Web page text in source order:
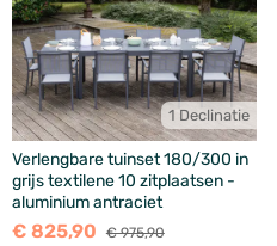
1 Declinatie
Verlengbare tuinset 180/300 in
grijs textilene 10 zitplaatsen -
aluminium antraciet
€ 825,90 € 975,90